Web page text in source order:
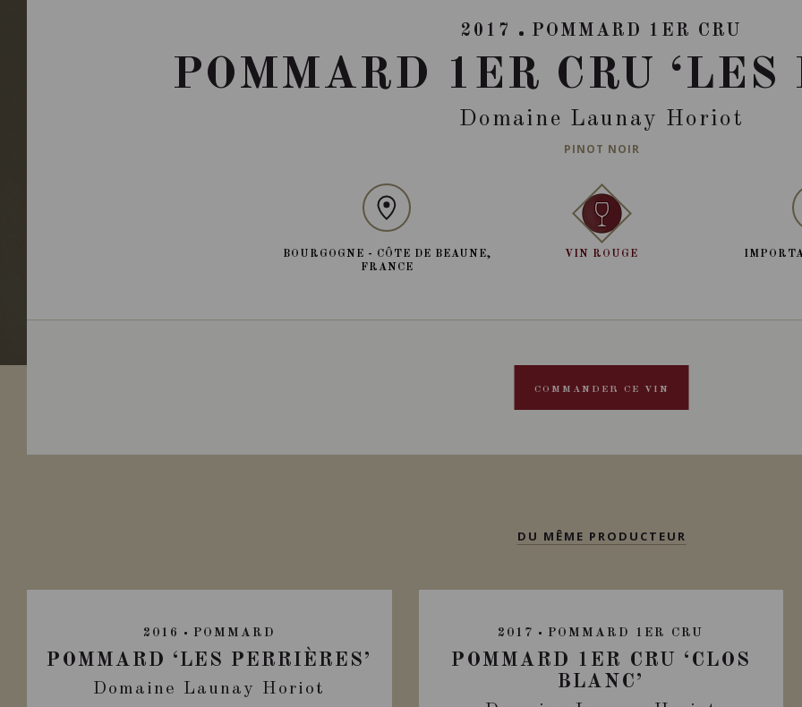
2017 POMMARD 1ER CRU
POMMARD 1ER CRU ‘LES
Domaine Launay Horiot
PINOT NOIR
BOURGOGNE - CÔTE DE BEAUNE,
FRANCE
VIN ROUGE
COMMANDER CE VIN
DU MÊME PRODUCTEUR
2016 POMMARD
POMMARD ‘LES PERRIÈRES’
Domaine Launay Horiot
2017 POMMARD 1ER CRU
POMMARD 1ER CRU ‘CLOS
BLANC’